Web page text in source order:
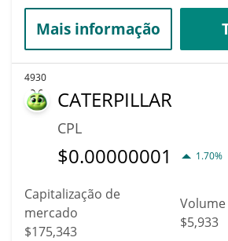
Mais informação
4930
CATERPILLAR
CPL
$0.00000001 1.70%
Capitalização de
mercado
$175,343
Volume
$5,933